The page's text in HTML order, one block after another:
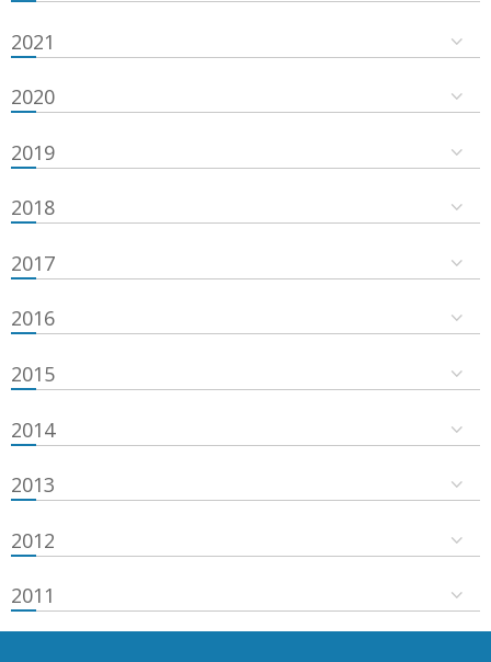
2021
2020
2019
2018
2017
2016
2015
2014
2013
2012
2011